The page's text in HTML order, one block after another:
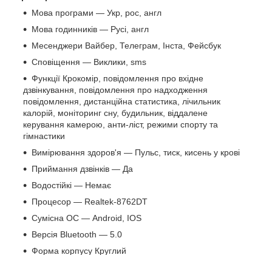
Мова програми — Укр, рос, англ
Мова годинників — Русі, англ
Месенджери Вайбер, Телеграм, Інста, Фейсбук
Сповіщення — Виклики, sms
Функції Крокомір, повідомлення про вхідне
дзвінкування, повідомлення про надходження
повідомлення, дистанційна статистика, лічильник
калорій, моніторинг сну, будильник, віддалене
керування камерою, анти-ліст, режими спорту та
гімнастики
Вимірювання здоров'я — Пульс, тиск, кисень у крові
Приймання дзвінків — Да
Водостійкі — Немає
Процесор — Realtek-8762DT
Сумісна ОС — Android, IOS
Версія Bluetooth — 5.0
Форма корпусу Круглий